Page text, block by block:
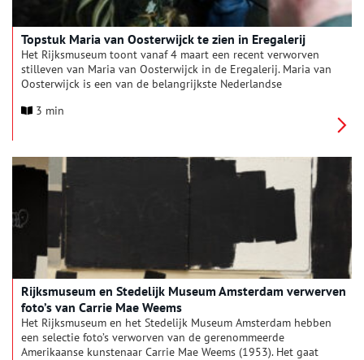
Topstuk Maria van Oosterwijck te zien in Eregalerij
Het Rijksmuseum toont vanaf 4 maart een recent verworven
stilleven van Maria van Oosterwijck in de Eregalerij. Maria van
Oosterwijck is een van de belangrijkste Nederlandse
haar bloemstillevens. In 2023 kreeg het Rijksmuseum de
binnen het oeuvre van de kunstenaar. Voor Van Oosterwijck
was dit stilleven een getuigenis van haar onvoorwaardelijke
geloof.
3 min
Rijksmuseum en Stedelijk Museum Amsterdam verwerven
foto’s van Carrie Mae Weems
Het Rijksmuseum en het Stedelijk Museum Amsterdam hebben
een selectie foto’s verworven van de gerenommeerde
Amerikaanse kunstenaar Carrie Mae Weems (1953). Het gaat